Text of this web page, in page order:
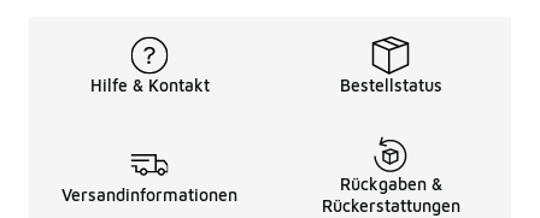
Hilfe & Kontakt Bestellstatus
Versandinformationen
Rückgaben &
Rückerstattungen